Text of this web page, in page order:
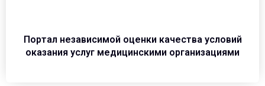
Портал независимой оценки качества условий
оказания услуг медицинскими организациями